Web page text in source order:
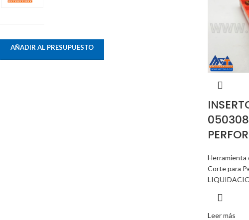
AÑADIR AL PRESUPUESTO
Herramienta
Corte para
Leer más